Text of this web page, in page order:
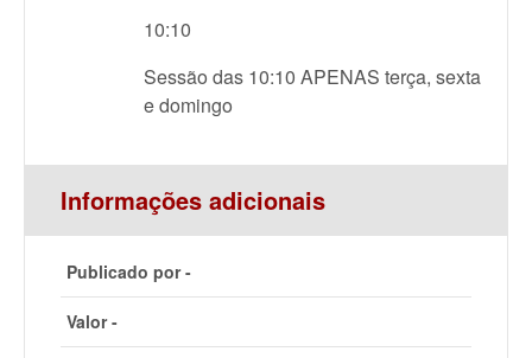
10:10
Sessão das 10:10 APENAS terça, sexta
e domingo
Informações adicionais
Publicado por -
Valor -